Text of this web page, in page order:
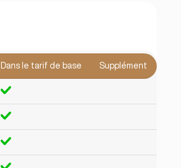
Dans le tarif de base Supplément